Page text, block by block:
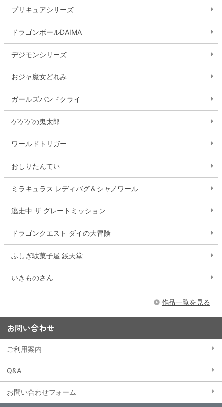
プリキュアシリーズ
ドラゴンボールDAIMA
デジモンシリーズ
おジャ魔女どれみ
ガールズバンドクライ
ゲゲゲの鬼太郎
ワールドトリガー
おしりたんてい
ミラキュラス レディバグ＆シャノワール
逃走中 ザ グレートミッション
ドラゴンクエスト ダイの大冒険
ふしぎ駄菓子屋 銭天堂
いきものさん
作品一覧を見る
お問い合わせ
ご利用案内
Q&A
お問い合わせフォーム